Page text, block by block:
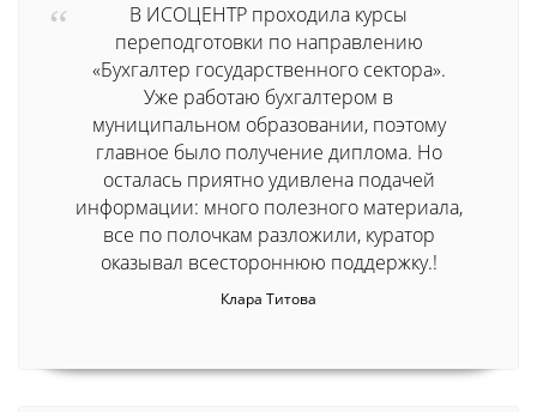
В ИСОЦЕНТР проходила курсы
переподготовки по направлению
«Бухгалтер государственного сектора».
Уже работаю бухгалтером в
муниципальном образовании, поэтому
главное было получение диплома. Но
осталась приятно удивлена подачей
информации: много полезного материала,
все по полочкам разложили, куратор
оказывал всестороннюю поддержку.!
Клара Титова